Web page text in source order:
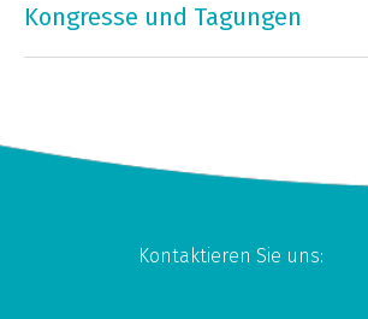
Kongresse und Tagungen
Kontaktieren Sie uns: